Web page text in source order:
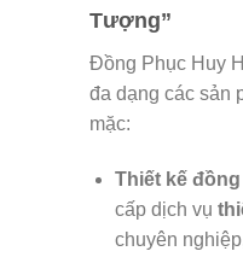
Tượng”
Đồng Phục Huy
đa dạng các sản
mặc:
Thiết kế
cấp dịch vụ
chuyên